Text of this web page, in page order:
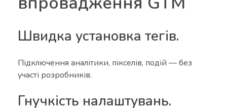
Швидка установка тегів.
Підключення аналітики, пікселів, подій — без
участі розробників.
Гнучкість налаштувань.